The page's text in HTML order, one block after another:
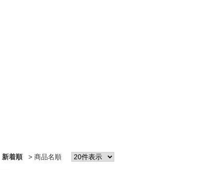
新着順 商品名順